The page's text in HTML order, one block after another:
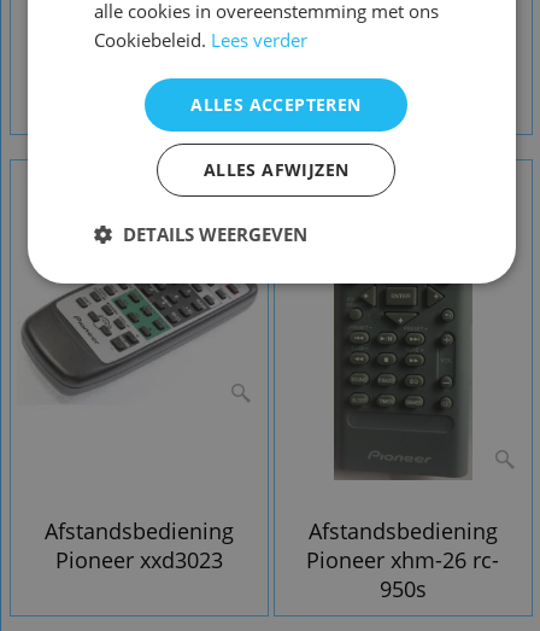
Afstandsbediening
Pioneer xxd3067
afstandsbediening
Pioneer xxd3033
Afstandsbediening
Pioneer xxd3023
Afstandsbediening
Pioneer xhm-26 rc-
950s
alle cookies in overeenstemming met ons
Cookiebeleid. Lees verder
ALLES ACCEPTEREN
ALLES AFWIJZEN
DETAILS WEERGEVEN